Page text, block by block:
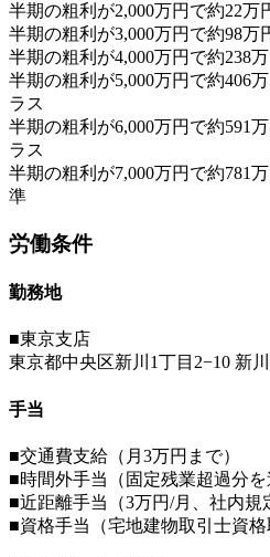
半期の粗利が2,000万円で約22万
半期の粗利が3,000万円で約98万
半期の粗利が4,000万円で約238万
半期の粗利が5,000万円で約406
ラス
半期の粗利が6,000万円で約591
ラス
半期の粗利が7,000万円で約781
準
労働条件
勤務地
■東京支店
東京都中央区新川1丁目2−10 新
手当
■交通費支給（月3万円まで）
■時間外手当（固定残業超過分を
■近距離手当（3万円/月、社内規
■資格手当（宅地建物取引士資格